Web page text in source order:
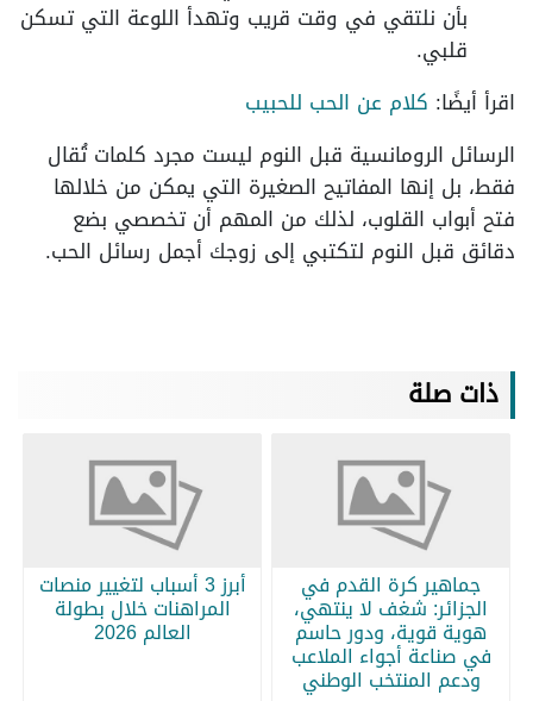
بأن نلتقي في وقت قريب وتهدأ اللوعة التي تسكن
قلبي.
اقرأ أيضًا: كلام عن الحب للحبيب
الرسائل الرومانسية قبل النوم ليست مجرد كلمات تُقال
فقط، بل إنها المفاتيح الصغيرة التي يمكن من خلالها
فتح أبواب القلوب، لذلك من المهم أن تخصصي بضع
دقائق قبل النوم لتكتبي إلى زوجك أجمل رسائل الحب.
ذات صلة
جماهير كرة القدم في
الجزائر: شغف لا ينتهي،
هوية قوية، ودور حاسم
في صناعة أجواء الملاعب
ودعم المنتخب الوطني
أبرز 3 أسباب لتغيير منصات
المراهنات خلال بطولة
العالم 2026